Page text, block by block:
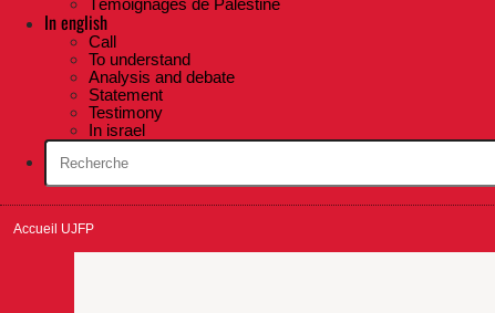
Témoignages de Palestine
In english
Call
To understand
Analysis and debate
Statement
Testimony
In israel
Accueil UJFP